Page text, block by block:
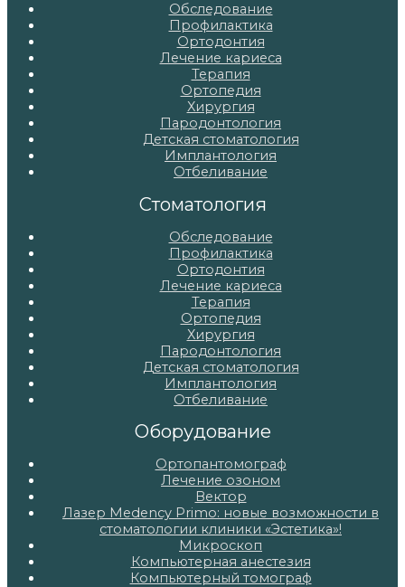
Обследование
Профилактика
Ортодонтия
Лечение кариеса
Терапия
Ортопедия
Хирургия
Пародонтология
Детская стоматология
Имплантология
Отбеливание
Стоматология
Обследование
Профилактика
Ортодонтия
Лечение кариеса
Терапия
Ортопедия
Хирургия
Пародонтология
Детская стоматология
Имплантология
Отбеливание
Оборудование
Ортопантомограф
Лечение озоном
Вектор
Лазер Medency Primo: новые возможности в
стоматологии клиники «Эстетика»!
Микроскоп
Компьютерная анестезия
Компьютерный томограф